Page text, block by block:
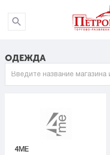
ОДЕЖДА
4ME